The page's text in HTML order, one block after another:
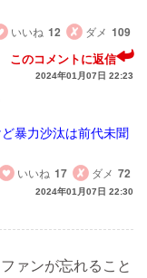
いいね 12 ダメ 109
このコメントに返信
2024年01月07日 22:23
暴力沙汰は前代未聞
いいね 17 ダメ 72
2024年01月07日 22:30
ァンが忘れること